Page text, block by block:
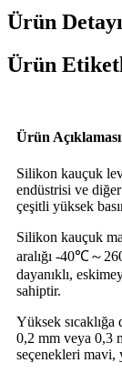
Ürün Detayı
Ürün
Ürün Açıklaması
Silikon kauçuk
endüstrisi ve diğer
çeşitli yüksek
Silikon kauçuk
aralığı -40℃～
dayanıklı,
sahiptir.
Yüksek sıcaklığa
0,2 mm veya 0,3
seçenekleri mavi,